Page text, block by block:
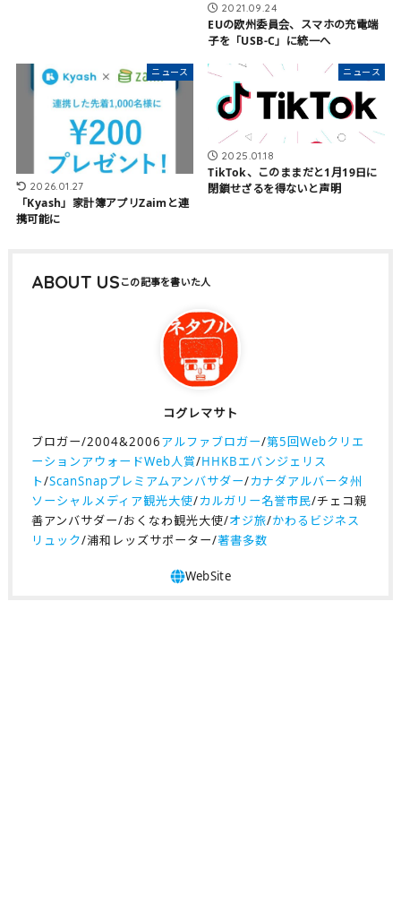
2021.09.24
EUの欧州委員会、スマホの充電端
子を「USB-C」に統一へ
ニュース
2026.01.27
「Kyash」家計簿アプリZaimと連
携可能に
ニュース
2025.01.18
TikTok、このままだと1月19日に
閉鎖せざるを得ないと声明
ABOUT US
コグレマサト
ブロガー/2004&2006アルファブロガー/第5回Webクリエ
ーションアウォードWeb人賞/HHKBエバンジェリス
ト/ScanSnapプレミアムアンバサダー/カナダアルバータ州
ソーシャルメディア観光大使/カルガリー名誉市民/チェコ親
善アンバサダー/おくなわ観光大使/オジ旅/かわるビジネス
リュック/浦和レッズサポーター/著書多数